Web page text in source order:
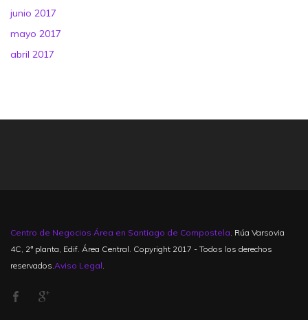
junio 2017
mayo 2017
abril 2017
Centro de Negocios Área en Santiago de Compostela. Rúa Varsovia
4C, 2ª planta, Edif. Área Central. Copyright 2017 - Todos los derechos
reservados.Aviso Legal.